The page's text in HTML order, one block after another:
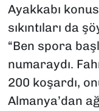
Ayakkabı
sıkıntıları da
“Ben spora
numaraydı.
200 koşardı,
Almanya’dan